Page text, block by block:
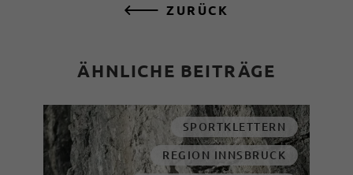
ZURÜCK
ÄHNLICHE BEITRÄGE
SPORTKLETTERN
REGION INNSBRUCK